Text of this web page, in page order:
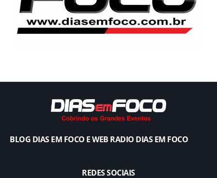
BLOG DIAS EM FOCO E WEB RADIO DIAS EM FOCO
REDES SOCIAIS